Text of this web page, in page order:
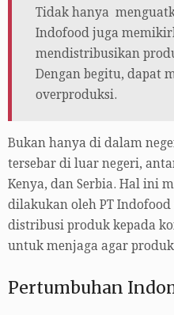
Tidak hanya
Indofood juga
mendistribusikan
Dengan begitu, dapat
overproduksi.
Bukan hanya di dalam
tersebar di luar negeri,
Kenya, dan Serbia. Hal ini
dilakukan oleh PT
distribusi produk kepada
untuk menjaga agar
Pertumbuhan